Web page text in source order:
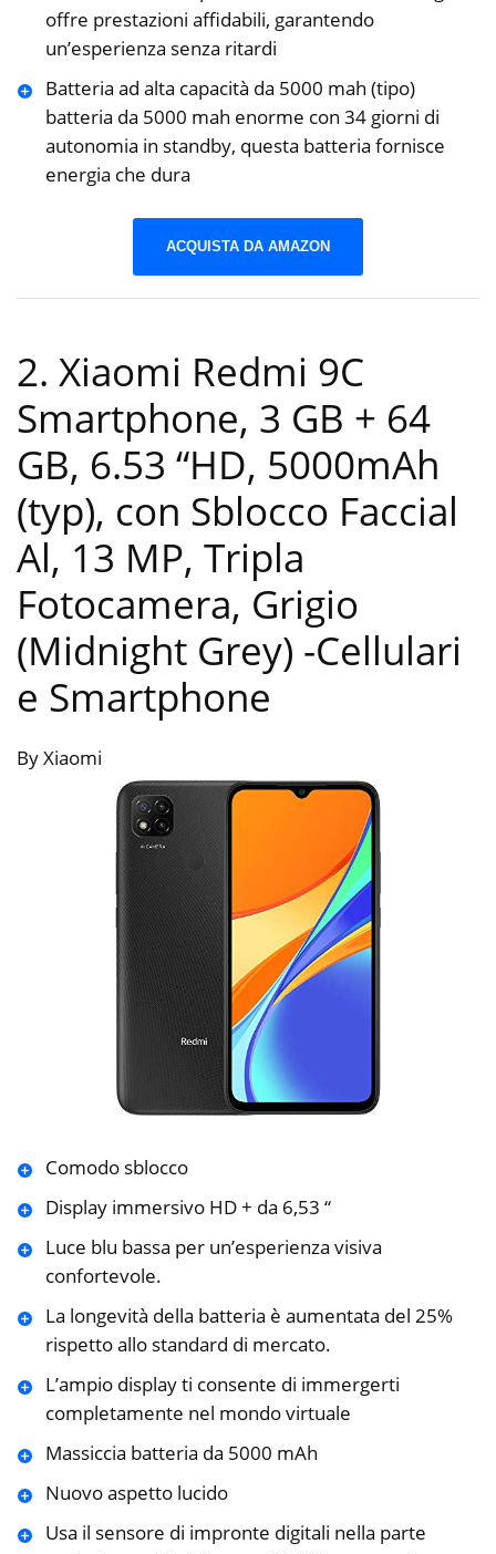
offre prestazioni affidabili, garantendo
un’esperienza senza ritardi
Batteria ad alta capacità da 5000 mah (tipo)
batteria da 5000 mah enorme con 34 giorni di
autonomia in standby, questa batteria fornisce
energia che dura
ACQUISTA DA AMAZON
2. Xiaomi Redmi 9C
Smartphone, 3 GB + 64
GB, 6.53 “HD, 5000mAh
(typ), con Sblocco Faccial
Al, 13 MP, Tripla
Fotocamera, Grigio
(Midnight Grey) -Cellulari
e Smartphone
By Xiaomi
Comodo sblocco
Display immersivo HD + da 6,53 “
Luce blu bassa per un’esperienza visiva
confortevole.
La longevità della batteria è aumentata del 25%
rispetto allo standard di mercato.
L’ampio display ti consente di immergerti
completamente nel mondo virtuale
Massiccia batteria da 5000 mAh
Nuovo aspetto lucido
Usa il sensore di impronte digitali nella parte